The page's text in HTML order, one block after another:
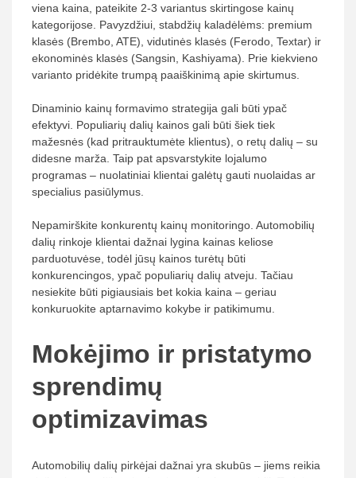
viena kaina, pateikite 2-3 variantus skirtingose kainų
kategorijose. Pavyzdžiui, stabdžių kaladėlėms: premium
klasės (Brembo, ATE), vidutinės klasės (Ferodo, Textar) ir
ekonominės klasės (Sangsin, Kashiyama). Prie kiekvieno
varianto pridėkite trumpą paaiškinimą apie skirtumus.
Dinaminio kainų formavimo strategija gali būti ypač
efektyvi. Populiarių dalių kainos gali būti šiek tiek
mažesnės (kad pritrauktumėte klientus), o retų dalių – su
didesne marža. Taip pat apsvarstykite lojalumo
programas – nuolatiniai klientai galėtų gauti nuolaidas ar
specialius pasiūlymus.
Nepamirškite konkurentų kainų monitoringo. Automobilių
dalių rinkoje klientai dažnai lygina kainas keliose
parduotuvėse, todėl jūsų kainos turėtų būti
konkurencingos, ypač populiarių dalių atveju. Tačiau
nesiekite būti pigiausiais bet kokia kaina – geriau
konkuruokite aptarnavimo kokybe ir patikimumu.
Mokėjimo ir pristatymo
sprendimų
optimizavimas
Automobilių dalių pirkėjai dažnai yra skubūs – jiems reikia